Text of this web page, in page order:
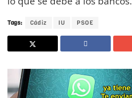
Tags: Cádiz IU PSOE